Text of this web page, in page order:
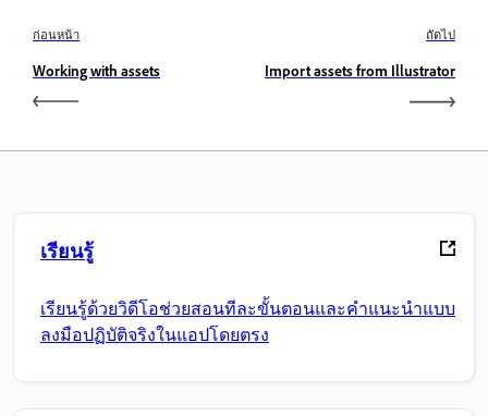
ก่อนหน้า
Working with assets
ถัดไป
Import assets from Illustrator
เรียนรู้
เรียนรู้ด้วยวิดีโอช่วยสอนทีละขั้นตอนและคำแนะนำแบบ
ลงมือปฏิบัติจริงในแอปโดยตรง